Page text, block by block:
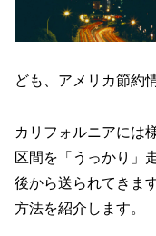
ども、アメリカ節約
カリフォルニアには
区間を「うっかり」
後から送られてきま
方法を紹介します。